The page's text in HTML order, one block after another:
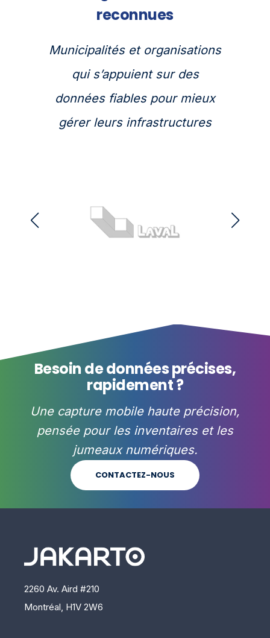
reconnues
Municipalités et organisations
qui s’appuient sur des
données fiables pour mieux
gérer leurs infrastructures
Besoin de données précises,
rapidement ?
Une capture mobile haute précision,
pensée pour les inventaires et les
jumeaux numériques.
CONTACTEZ-NOUS
2260 Av. Aird #210
Montréal, H1V 2W6